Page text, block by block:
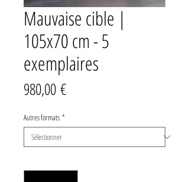
Mauvaise cible |
105x70 cm - 5
exemplaires
980,00 €Prix
Autres formats *